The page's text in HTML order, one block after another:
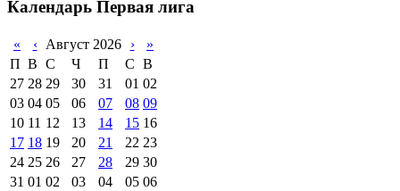
Календарь Первая лига
« ‹ Август 2026 ›
»
П В С Ч П С В
27 28 29 30 31 01 02
03 04 05 06 07 08 09
10 11 12 13 14 15 16
17 18 19 20 21 22 23
24 25 26 27 28 29 30
31 01 02 03 04 05 06